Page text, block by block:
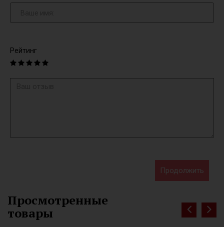
Рейтинг
Продолжить
Просмотренные
товары